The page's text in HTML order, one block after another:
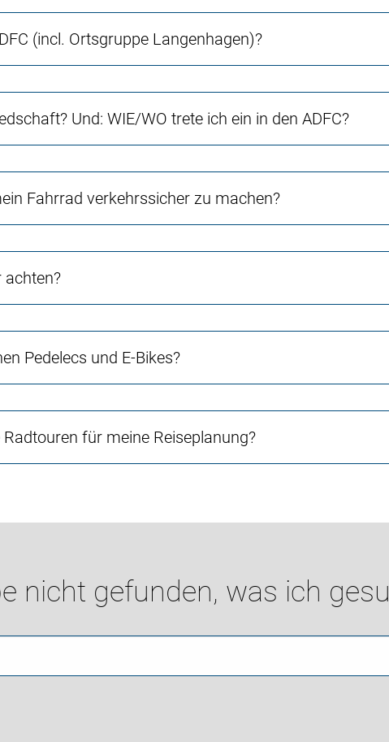
(incl. Ortsgruppe Langenhagen)?
Und: WIE/WO trete ich ein in den ADFC?
Fahrrad verkehrssicher zu machen?
achten?
Pedelecs und E-Bikes?
für meine Reiseplanung?
nicht gefunden, was ich